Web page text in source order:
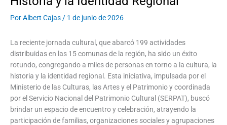
PorAlbert Cajas/ 1 de junio de 2026
La reciente jornada cultural, que abarcó 199 actividades
distribuidas en las 15 comunas de la región, ha sido un éxito
rotundo, congregando a miles de personas en torno a la cultura, la
historia y la identidad regional. Esta iniciativa, impulsada por el
Ministerio de las Culturas, las Artes y el Patrimonio y coordinada
por el Servicio Nacional del Patrimonio Cultural (SERPAT), buscó
brindar un espacio de encuentro y celebración, atrayendo la
participación de familias, organizaciones sociales y agrupaciones